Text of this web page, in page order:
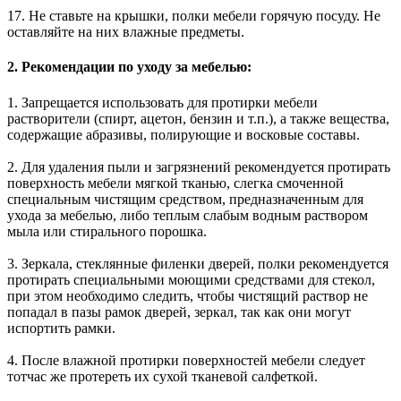
17. Не ставьте на крышки, полки мебели горячую посуду. Не
оставляйте на них влажные предметы.
2. Рекомендации по уходу за мебелью:
1. Запрещается использовать для протирки мебели
растворители (спирт, ацетон, бензин и т.п.), а также вещества,
содержащие абразивы, полирующие и восковые составы.
2. Для удаления пыли и загрязнений рекомендуется протирать
поверхность мебели мягкой тканью, слегка смоченной
специальным чистящим средством, предназначенным для
ухода за мебелью, либо теплым слабым водным раствором
мыла или стирального порошка.
3. Зеркала, стеклянные филенки дверей, полки рекомендуется
протирать специальными моющими средствами для стекол,
при этом необходимо следить, чтобы чистящий раствор не
попадал в пазы рамок дверей, зеркал, так как они могут
испортить рамки.
4. После влажной протирки поверхностей мебели следует
тотчас же протереть их сухой тканевой салфеткой.